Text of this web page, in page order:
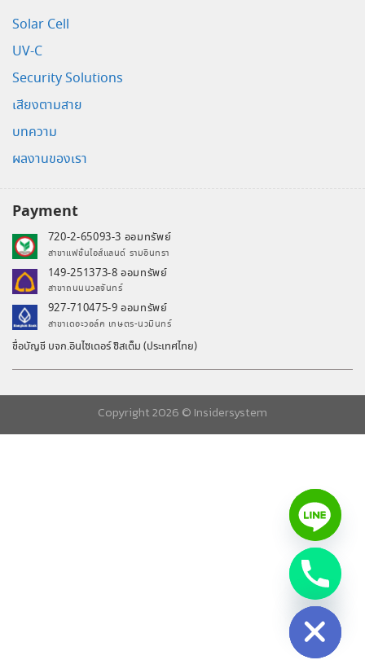
Solar Cell
UV-C
Security Solutions
เสียงตามสาย
บทความ
ผลงานของเรา
Payment
720-2-65093-3 ออมทรัพย์
สาขาแฟชั่นไอส์แลนด์ รามอินทรา
149-251373-8 ออมทรัพย์
สาขาถนนนวลจันทร์
927-710475-9 ออมทรัพย์
สาขาเดอะวอล์ค เกษตร-นวมินทร์
ชื่อบัญชี บจก.อินไซเดอร์ ซิสเต็ม (ประเทศไทย)
Copyright 2026 © Insidersystem
Hide
chaty